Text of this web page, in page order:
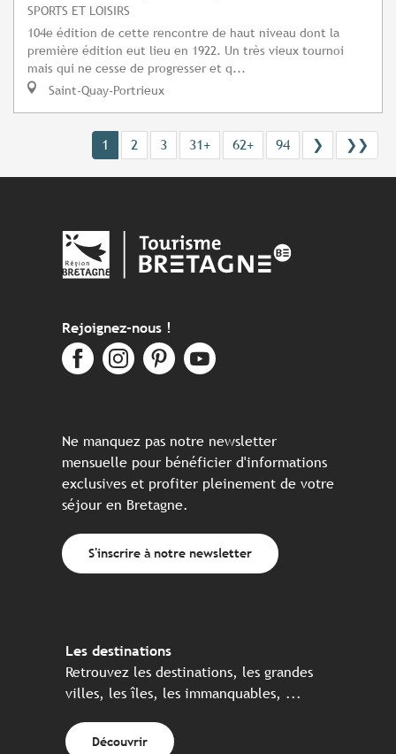
SPORTS ET LOISIRS
104e édition de cette rencontre de haut niveau dont la
première édition eut lieu en 1922. Un très vieux tournoi
mais qui ne cesse de progresser et q...
Saint-Quay-Portrieux
1 2 3 31+ 62+ 94 ❯ ❯❯
Rejoignez-nous !
Ne manquez pas notre newsletter
mensuelle pour bénéficier d'informations
exclusives et profiter pleinement de votre
séjour en Bretagne.
S'inscrire à notre newsletter
Les destinations
Retrouvez les destinations, les grandes
villes, les îles, les immanquables, ...
Découvrir